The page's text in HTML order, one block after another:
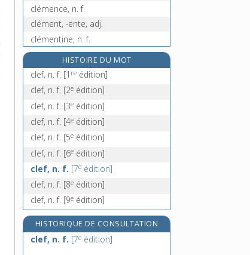
clémence, n. f.
clément, -ente, adj.
clémentine, n. f.
clémentines, adj. f. pl.[7eédition]
clémentinier, n. m.
clenche, n. f.
clenchette, n. f. [8
édition]
clephte, n. m.
HISTOIRE DU MOT
clef, n. f. [1 re édition]
clef, n. f. [2e édition]
clef, n. f. [3e édition]
clef, n. f. [4e édition]
clef, n. f. [5e édition]
clef, n. f. [6e édition]
clef, n. f. [7e édition]
clef, n. f. [8e édition]
clef, n. f. [9e édition]
HISTORIQUE DE CONSULTATION
clef, n. f. [7e édition]